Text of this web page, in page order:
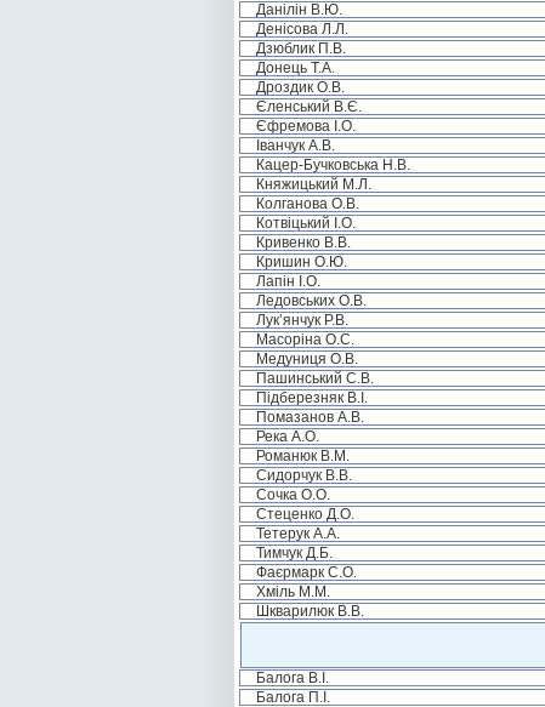
Данілін В.Ю.
Денісова Л.Л.
Дзюблик П.В.
Донець Т.А.
Дроздик О.В.
Єленський В.Є.
Єфремова І.О.
Іванчук А.В.
Кацер-Бучковська Н.В.
Княжицький М.Л.
Колганова О.В.
Котвіцький І.О.
Кривенко В.В.
Кришин О.Ю.
Лапін І.О.
Ледовських О.В.
Лук’янчук Р.В.
Масоріна О.С.
Медуниця О.В.
Пашинський С.В.
Підберезняк В.І.
Помазанов А.В.
Река А.О.
Романюк В.М.
Сидорчук В.В.
Сочка О.О.
Стеценко Д.О.
Тетерук А.А.
Тимчук Д.Б.
Фаєрмарк С.О.
Хміль М.М.
Шкварилюк В.В.
Балога В.І.
Балога П.І.